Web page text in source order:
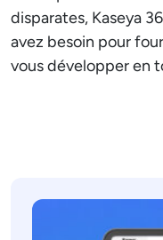
disparates, Kaseya
avez besoin pour
vous développer en